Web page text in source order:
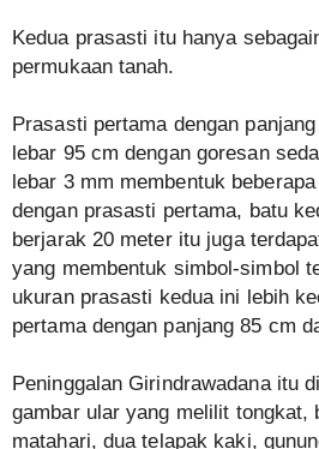
Kedua prasasti itu hanya
permukaan tanah.
Prasasti pertama dengan
lebar 95 cm dengan goresan
lebar 3 mm membentuk
dengan prasasti pertama, batu
berjarak 20 meter itu juga
yang membentuk simbol-simbol
ukuran prasasti kedua ini lebih
pertama dengan panjang 85 cm
Peninggalan Girindrawadana itu
gambar ular yang melilit tongkat,
matahari, dua telapak kaki,